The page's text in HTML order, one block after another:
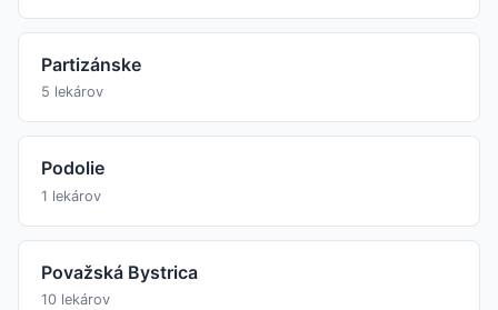
Partizánske
5 lekárov
Podolie
1 lekárov
Považská Bystrica
10 lekárov